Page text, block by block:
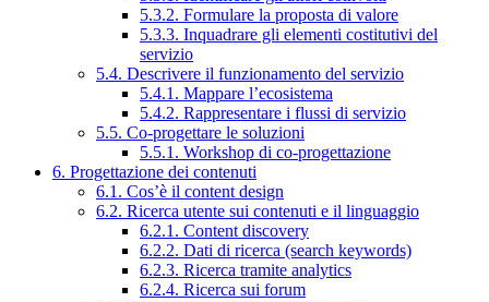
5.3.2. Formulare la proposta di valore
5.3.3. Inquadrare gli elementi costitutivi del
servizio
5.4. Descrivere il funzionamento del servizio
5.4.1. Mappare l’ecosistema
5.4.2. Rappresentare i flussi di servizio
5.5. Co-progettare le soluzioni
5.5.1. Workshop di co-progettazione
6. Progettazione dei contenuti
6.1. Cos’è il content design
6.2. Ricerca utente sui contenuti e il linguaggio
6.2.1. Content discovery
6.2.2. Dati di ricerca (search keywords)
6.2.3. Ricerca tramite analytics
6.2.4. Ricerca sui forum